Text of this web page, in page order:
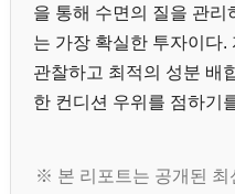
을 통해 수면의 질을 관리
는 가장 확실한 투자이다.
관찰하고 최적의 성분 배
한 컨디션 우위를 점하기
※ 본 리포트는 공개된 최